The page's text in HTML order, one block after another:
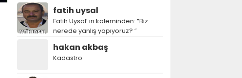
fatih uysal
Fatih Uysal’ ın kaleminden: “Biz
nerede yanlış yapıyoruz? ”
hakan akbaş
Kadastro